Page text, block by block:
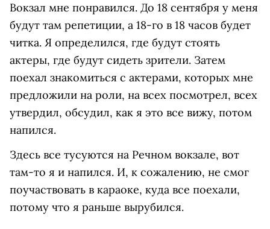
Вокзал мне понравился. До 18 сентября у меня
будут там репетиции, а 18-го в 18 часов будет
читка. Я определился, где будут стоять
актеры, где будут сидеть зрители. Затем
поехал знакомиться с актерами, которых мне
предложили на роли, на всех посмотрел, всех
утвердил, обсудил, как я это все вижу, потом
напился.
Здесь все тусуются на Речном вокзале, вот
там-то я и напился. И, к сожалению, не смог
поучаствовать в караоке, куда все поехали,
потому что я раньше вырубился.